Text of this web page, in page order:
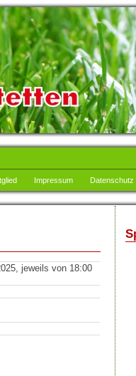
Impressum Datenschutz
jeweils von 18:00